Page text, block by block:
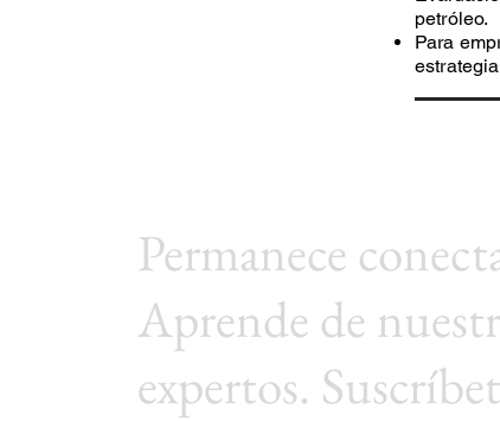
petróleo.
Para
Permanece
Aprende de
expertos.